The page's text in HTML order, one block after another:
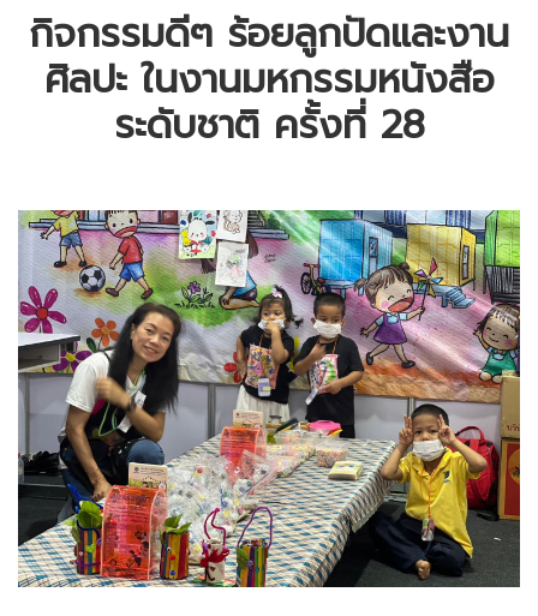
กิจกรรมดีๆ ร้อยลูกปัดและงาน
ศิลปะ ในงานมหกรรมหนังสือ
ระดับชาติ ครั้งที่ 28